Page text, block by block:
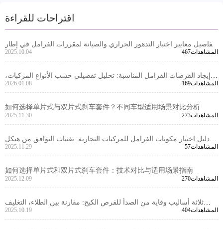
اقتراحات للقراءة
تفاصيل معايير اختبار التدهور الحراري والصيانة لمقررات الفرامل في إطار
2025.10.04 467المشاهدات
إيجاد القرصات الفرامل المناسبة: تحليل تفصيلي حسب الأنواع المركبات،
المناخات، ومواقف القيادة
2026.01.08 169المشاهدات
如何选择单片式与双片式刹车套件？不同车型适用场景对比分析
2025.11.30 273المشاهدات
دليل اختيار مكونات الفرامل للمركبات التجارية: تقنيات التوافق من هيكل
العجلة إلى تخطيط الكاليبير
2025.11.29 57المشاهدات
如何选择单片式和双片式刹车套件：技术对比与适用场景指南
2025.12.09 270المشاهدات
ثلاثة أساليب وقاية من الصدأ للقرص الكبح: مقارنة بين الطلاء، التغليف
الزيتي، والتكنولوجيا المركبة
2025.10.19 404المشاهدات